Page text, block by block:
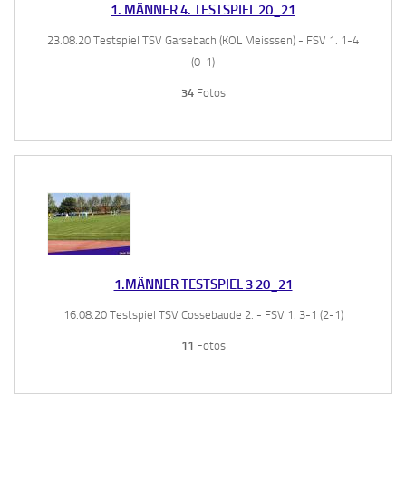
1. MÄNNER 4. TESTSPIEL 20_21
23.08.20 Testspiel TSV Garsebach (KOL Meisssen) - FSV 1. 1-4
(0-1)
34Fotos
1.MÄNNER TESTSPIEL 3 20_21
16.08.20 Testspiel TSV Cossebaude 2. - FSV 1. 3-1 (2-1)
11 Fotos